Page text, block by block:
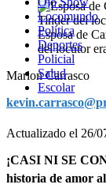
Locomundo
Política
Deportes
Policial
Salud
Escolar
Esposa de
del locutor
Marlon Carrasco
Actualizado el 26/
¡CASI NI SE
historia de amor